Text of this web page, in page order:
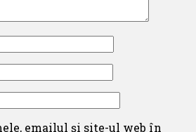
emailul și site-ul web în